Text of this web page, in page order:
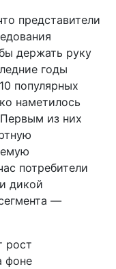
представители
держать руку
годы
популярных
наметилось
из них
потребители
дикой
—
рост
фоне